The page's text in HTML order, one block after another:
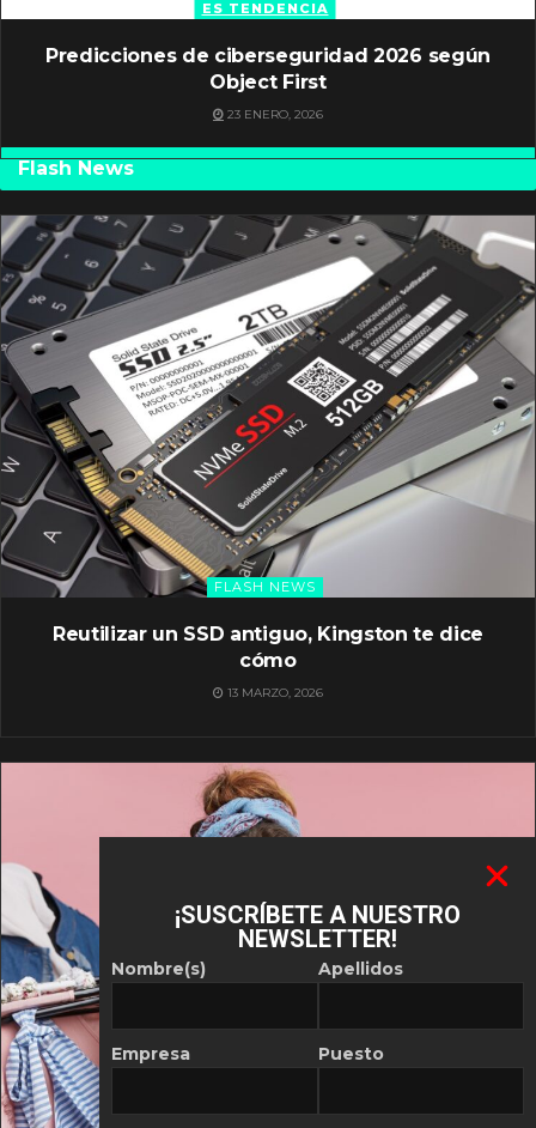
ES TENDENCIA
Predicciones de ciberseguridad 2026 según
Object First
23 ENERO, 2026
Flash News
FLASH NEWS
Reutilizar un SSD antiguo, Kingston te dice
cómo
13 MARZO, 2026
¡SUSCRÍBETE A NUESTRO
NEWSLETTER!
Nombre(s)
Empresa
Apellidos
Puesto